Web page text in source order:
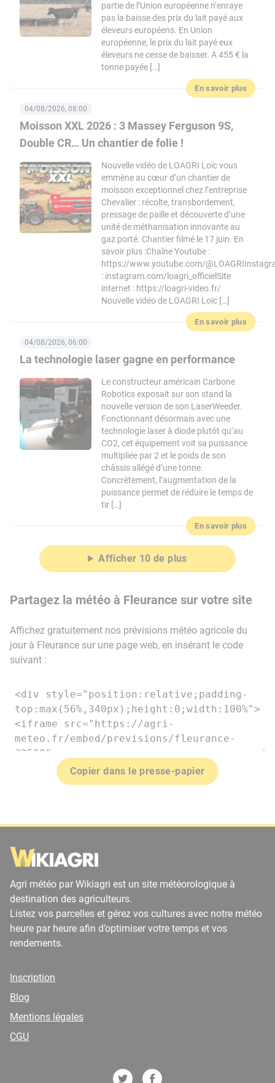
partie de l’Union européenne n’enraye
pas la baisse des prix du lait payé aux
éleveurs européens. En Union
européenne, le prix du lait payé eux
éleveurs ne cesse de baisser. A 455 € la
tonne payée […]
En savoir plus
Moisson XXL 2026 : 3 Massey Ferguson 9S,
Double CR… Un chantier de folie !
04/08/2026, 08:00
Nouvelle vidéo de LOAGRI Loïc vous
emmène au cœur d’un chantier de
moisson exceptionnel chez l’entreprise
Chevalier : récolte, transbordement,
pressage de paille et découverte d’une
unité de méthanisation innovante au
gaz porté. Chantier filmé le 17 juin. En
savoir plus :Chaîne Youtube :
https://www.youtube.com/
: instagram.com/loagri_officielSite
internet : https://loagri-video.fr/
Nouvelle vidéo de LOAGRI Loïc […]
En savoir plus
La technologie laser gagne en performance
04/08/2026, 06:00
Le constructeur américain Carbone
Robotics exposait sur son stand la
nouvelle version de son LaserWeeder.
Fonctionnant désormais avec une
technologie laser à diode plutôt qu’au
CO2, cet équipement voit sa puissance
multipliée par 2 et le poids de son
châssis allégé d’une tonne.
Concrètement, l’augmentation de la
puissance permet de réduire le temps de
tir […]
En savoir plus
Afficher 10 de plus
Partagez la météo à Fleurance sur votre site
Affichez gratuitement nos prévisions météo agricole du
jour à Fleurance sur une page web, en insérant le code
suivant :
Copier dans le presse-papier
Agri météo par Wikiagri est un site météorologique à
destination des agriculteurs.
Listez vos parcelles et gérez vos cultures avec notre météo
heure par heure afin d’optimiser votre temps et vos
rendements.
Inscription
Blog
Mentions légales
CGU